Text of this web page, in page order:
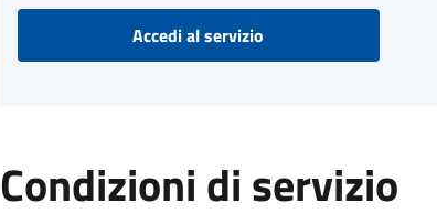
Accedi al servizio
Condizioni di servizio